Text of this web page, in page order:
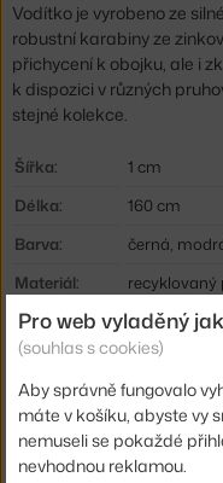
Vodítko je vyrobeno ze
robustní karabiny ze
přichycení k obojku, ale i
k dispozici v různých
stejné kolekce.
Šířka:
1 cm
Délka:
160 cm
Barva:
černá,
Materiál:
recyklovaný
Kód produktu HAY-
EAN
Ste zo Slovenska?
Shopping from the EU?
blue/black
Pro web vyladěný
(souhlas s cookies)
Aby správně fungovalo
máte v košíku, abyste vy
nemuseli se pokaždé
nevhodnou reklamou.